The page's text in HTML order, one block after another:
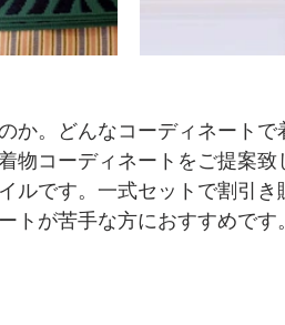
か。どんなコーディネート
物コーディネートをご提案
ルです。一式セットで割引
トが苦手な方におすすめです。